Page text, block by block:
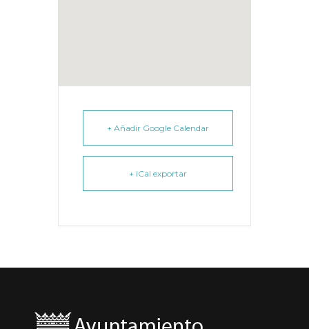
+ Añadir Google Calendar
+ iCal exportar